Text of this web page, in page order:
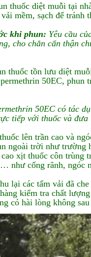
thuốc diệt muỗi tại
mềm, sạch để tránh
khi phun: Yêu cầu
cho chắn cẩn thận
thuốc tồn lưu diệt
50EC, phun
50EC có tác
tiếp với thuốc và đưa
lên trần cao và
ngoài trời như
xịt thuốc côn trùng
như cống rãnh, ngóc
lại các tấm vải đã
kiểm tra chất
có hài lòng không